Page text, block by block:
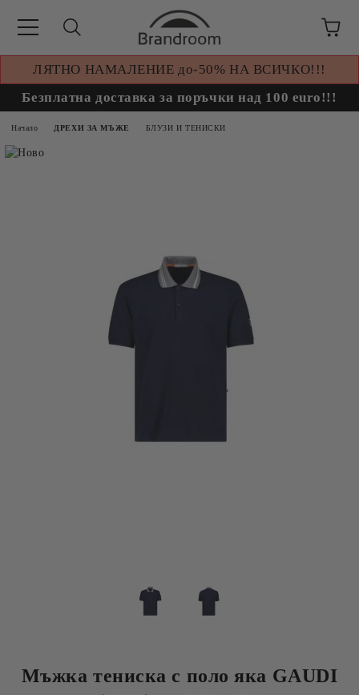
ЛЯТНО НАМАЛЕНИЕ до-50% НА ВСИЧКО!!!
Безплатна доставка за поръчки над 100 euro!!!
Начало ДРЕХИ ЗА МЪЖЕ БЛУЗИ И ТЕНИСКИ
Мъжка тениска с поло яка GAUDI